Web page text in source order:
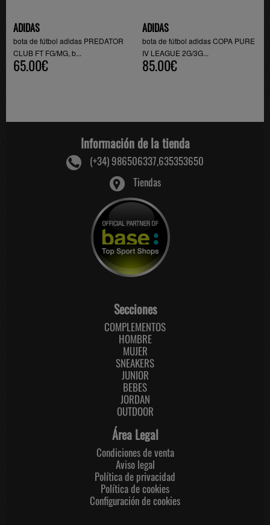
ADIDAS
bota de fútbol adidas PREDATOR
CLUB FT FG/MG, b...
65.00€
ADIDAS
bota de fútbol adidas COPA PURE
IV LEAGUE 2G/3G...
85.00€
Información de la tienda
(+34) 986506337,635353650
Tiendas
Secciones
COMPLEMENTOS
HOMBRE
MUJER
SNEAKERS
JUNIOR
BEBES
JORDAN
OUTDOOR
Área Legal
Condiciones de venta
Aviso legal
Política de privacidad
Política de cookies
Configuración de cookies